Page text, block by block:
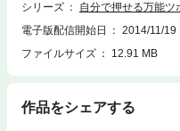
謝アップ・脂肪燃焼・お腹やせ
年、横浜生まれ。指圧、マッサ
ギに強くひかれ、ヨーガを独習
ガの指導を受けたのち、ヨーロ
誌等で活躍し、現在は後進の指
シリーズ
自分で押せる万能ツ
電子版配信開始日
2014/11/19
ファイルサイズ
12.91 MB
作品をシェアする